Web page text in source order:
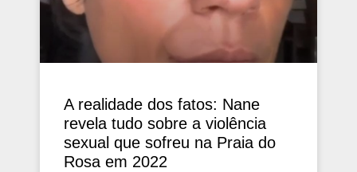
A realidade dos fatos: Nane
revela tudo sobre a violência
sexual que sofreu na Praia do
Rosa em 2022